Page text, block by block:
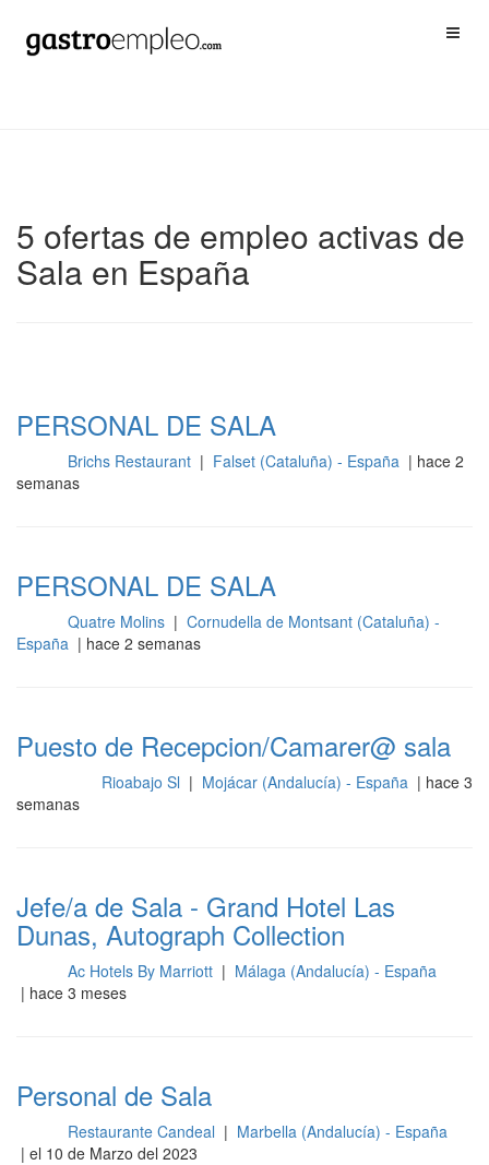
5 ofertas de empleo activas de
Sala en España
PERSONAL DE SALA
Brichs Restaurant | Falset (Cataluña) - España | hace 2
semanas
PERSONAL DE SALA
Quatre Molins | Cornudella de Montsant (Cataluña) -
España | hace 2 semanas
Puesto de Recepcion/Camarer@ sala
Rioabajo Sl | Mojácar (Andalucía) - España | hace 3
semanas
Jefe/a de Sala - Grand Hotel Las
Dunas, Autograph Collection
Ac Hotels By Marriott | Málaga (Andalucía) - España
| hace 3 meses
Personal de Sala
Restaurante Candeal | Marbella (Andalucía) - España
| el 10 de Marzo del 2023